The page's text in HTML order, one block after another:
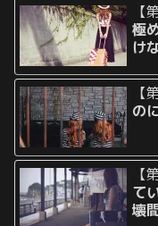
【
極
け
【
の
【
て
壊